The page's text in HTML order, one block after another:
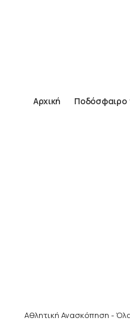
Αρχική Ποδόσφαιρο
Αθλητική Ανασκόπηση -